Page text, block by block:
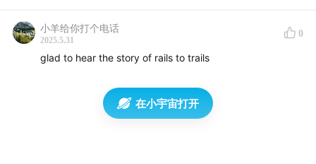
小羊给你打个电话
2025.5.31
0
glad to hear the story of rails to trails
在小宇宙打开